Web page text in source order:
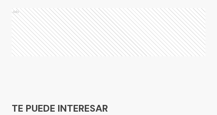
Ads
TE PUEDE INTERESAR